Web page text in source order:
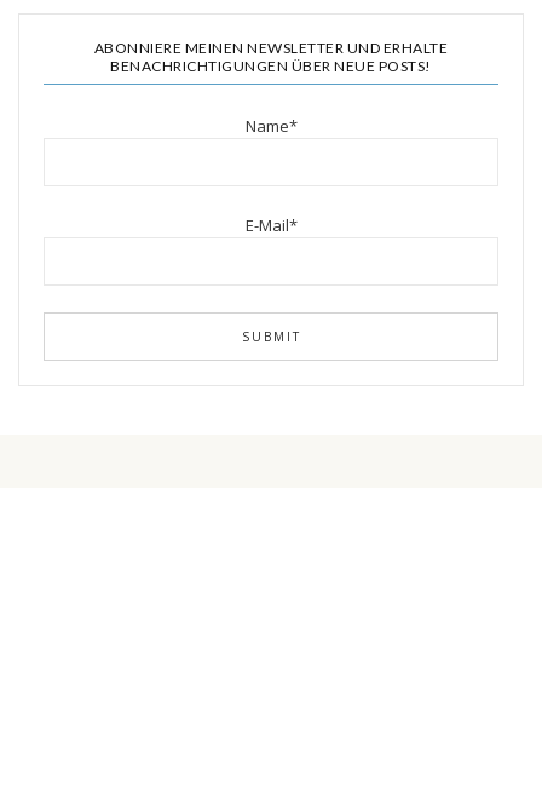
ABONNIERE MEINEN NEWSLETTER UND ERHALTE
BENACHRICHTIGUNGEN ÜBER NEUE POSTS!
Name*
E-Mail*